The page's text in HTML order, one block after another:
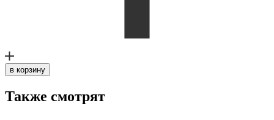
в корзину
Также смотрят